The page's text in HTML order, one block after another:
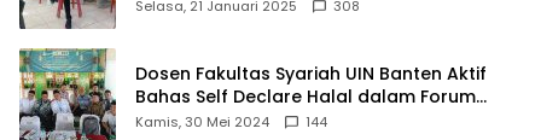
Selasa, 21 Januari 2025 308
Dosen Fakultas Syariah UIN Banten Aktif
Bahas Self Declare Halal dalam Forum
Ijtima Ulama MUI
Kamis, 30 Mei 2024 144